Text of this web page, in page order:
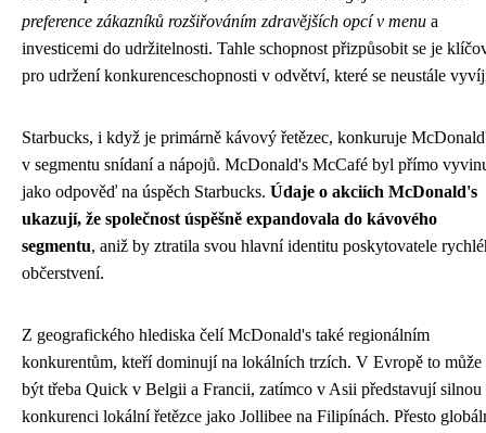
preference zákazníků rozšiřováním zdravějších opcí v menu a
investicemi do udržitelnosti. Tahle schopnost přizpůsobit se je
pro udržení konkurenceschopnosti v odvětví, které se neustále
Starbucks, i když je primárně kávový řetězec, konkuruje
v segmentu snídaní a nápojů. McDonald's McCafé byl přímo
jako odpověď na úspěch Starbucks. Údaje o akciích McDonald's
ukazují, že společnost úspěšně expandovala do kávového
segmentu, aniž by ztratila svou hlavní identitu poskytovatele
občerstvení.
Z geografického hlediska čelí McDonald's také regionálním
konkurentům, kteří dominují na lokálních trzích. V Evropě to může
být třeba Quick v Belgii a Francii, zatímco v Asii představují silnou
konkurenci lokální řetězce jako Jollibee na Filipínách. Přesto